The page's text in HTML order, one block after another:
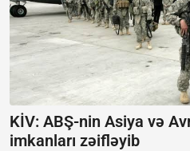
KİV: ABŞ-nin Asiya və
imkanları zəifləyib